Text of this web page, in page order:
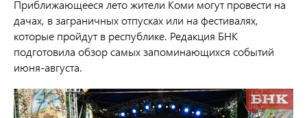
Приближающееся лето жители Коми могут провести на
дачах, в заграничных отпусках или на фестивалях,
которые пройдут в республике. Редакция БНК
подготовила обзор самых запоминающихся событий
июня-августа.